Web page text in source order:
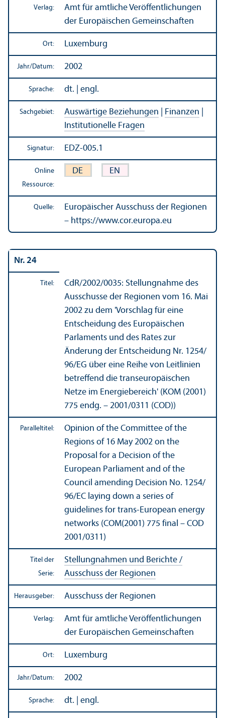
Verlag:
Amt für amtliche Veröffentlichungen
der Europäischen Gemeinschaften
Ort: Luxemburg
Jahr/Datum: 2002
Sprache: dt. | engl.
Sachgebiet: Auswärtige Beziehungen Finanzen
Institutionelle Fragen
Signatur: EDZ-005.1
Online
Ressource:
DE EN
Quelle:
Europäischer Ausschuss der Regionen
– https://www.cor.europa.eu
Nr. 24
Titel: CdR/2002/0035: Stellungnahme des
Ausschusse der Regionen vom 16. Mai
2002 zu dem 'Vorschlag für eine
Entscheidung des Europäischen
Parlaments und des Rates zur
Änderung der Entscheidung Nr. 1254/
96/EG über eine Reihe von Leitlinien
betreffend die trans­europäischen
Netze im Energie­bereich' (KOM (2001)
775 endg. – 2001/0311 (COD))
Paralleltitel:
Opinion of the Committee of the
Regions of 16 May 2002 on the
Proposal for a Decision of the
European Parliament and of the
Council amending Decision No. 1254/
96/EC laying down a series of
guidelines for trans-European energy
networks (COM(2001) 775 final – COD
2001/0311)
Titel der
Serie:
Stellungnahmen und Berichte /
Ausschuss der Regionen
Herausgeber: Ausschuss der Regionen
Verlag:
Amt für amtliche Veröffentlichungen
der Europäischen Gemeinschaften
Ort: Luxemburg
Jahr/Datum: 2002
Sprache: dt. | engl.